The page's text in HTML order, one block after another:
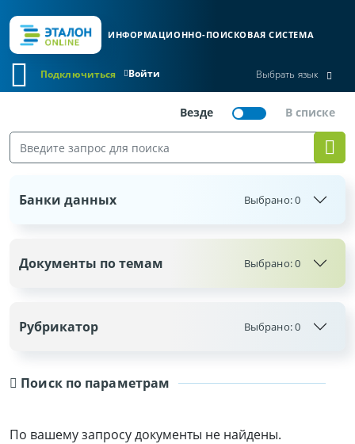
ИНФОРМАЦИОННО-ПОИСКОВАЯ СИСТЕМА
Войти
Подключиться Выбрать язык
Поиск по параметрам
По вашему запросу документы не найдены.
Банки данных Выбрано:0
Документы по темам Выбрано:0
Рубрикатор Выбрано:0